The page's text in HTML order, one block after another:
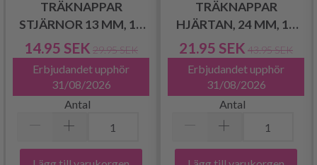
TRÄKNAPPAR
STJÄRNOR 13 MM, 10
ST
14.95 SEK 29.95 SEK
Erbjudandet upphör
31/08/2026
Antal
TRÄKNAPPAR
HJÄRTAN, 24 MM, 10
ST
21.95 SEK 43.95 SEK
Erbjudandet upphör
31/08/2026
Antal